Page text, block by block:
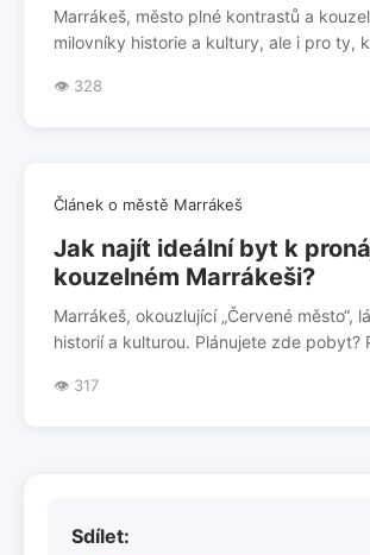
Marrákeš, město plné kontrastů a
milovníky historie a kultury, ale i pro ty,
👁️ 328
Článek o městě Marrákeš
Jak najít ideální byt k
kouzelném Marrákeši?
Marrákeš, okouzlující „Červené město“,
historií a kulturou. Plánujete zde pobyt?
👁️ 317
Sdílet: